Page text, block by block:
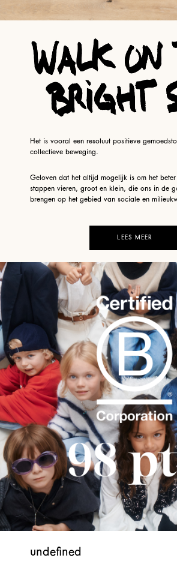
Het is vooral een resoluut positieve
collectieve beweging.
Geloven dat het altijd mogelijk is om het
stappen vieren, groot en klein, die ons in de
brengen op het gebied van sociale en
LEES MEER
undefined